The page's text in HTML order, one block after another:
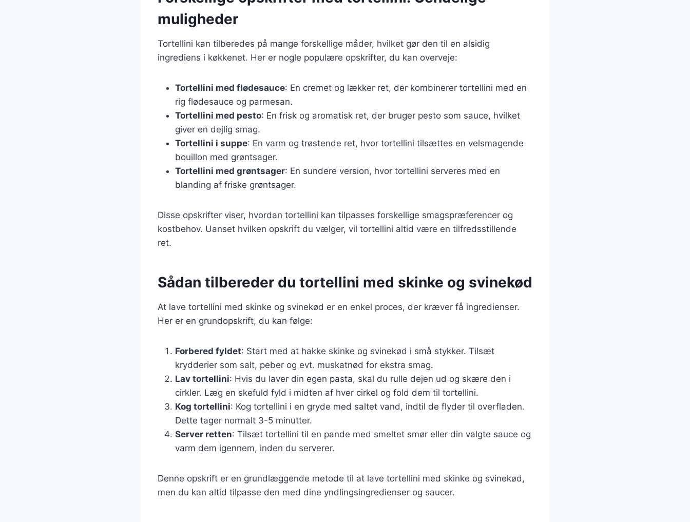
muligheder
Tortellini kan tilberedes på mange forskellige måder, hvilket gør den til en alsidig
ingrediens i køkkenet. Her er nogle populære opskrifter, du kan overveje:
Tortellini med flødesauce: En cremet og lækker ret, der kombinerer tortellini med en
rig flødesauce og parmesan.
Tortellini med pesto: En frisk og aromatisk ret, der bruger pesto som sauce, hvilket
giver en dejlig smag.
Tortellini i suppe: En varm og trøstende ret, hvor tortellini tilsættes en velsmagende
bouillon med grøntsager.
Tortellini med grøntsager: En sundere version, hvor tortellini serveres med en
blanding af friske grøntsager.
Disse opskrifter viser, hvordan tortellini kan tilpasses forskellige smagspræferencer og
kostbehov. Uanset hvilken opskrift du vælger, vil tortellini altid være en tilfredsstillende
ret.
Sådan tilbereder du tortellini med skinke og svinekød
At lave tortellini med skinke og svinekød er en enkel proces, der kræver få ingredienser.
Her er en grundopskrift, du kan følge:
Forbered fyldet: Start med at hakke skinke og svinekød i små stykker. Tilsæt
krydderier som salt, peber og evt. muskatnød for ekstra smag.
Lav tortellini: Hvis du laver din egen pasta, skal du rulle dejen ud og skære den i
cirkler. Læg en skefuld fyld i midten af hver cirkel og fold dem til tortellini.
Kog tortellini: Kog tortellini i en gryde med saltet vand, indtil de flyder til overfladen.
Dette tager normalt 3-5 minutter.
Server retten: Tilsæt tortellini til en pande med smeltet smør eller din valgte sauce og
varm dem igennem, inden du serverer.
Denne opskrift er en grundlæggende metode til at lave tortellini med skinke og svinekød,
men du kan altid tilpasse den med dine yndlingsingredienser og saucer.